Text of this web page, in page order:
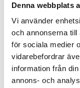
Denna webbplats
Vi använder
och annonserna till
för sociala medier
vidarebefordrar
information från
annons- och
Förpackning:Bulk
Reparation:
Om du inte vill reparera
duktiga tekniker har
vi garantera att enheten
vår egen verkstad, d.v.s.
Det innebär att vi erbjuder
Samsung Galaxy S20+
EAN: 5712579979575